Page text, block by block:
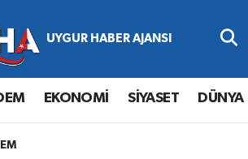
EKONOMİ SİYASET DÜNYA